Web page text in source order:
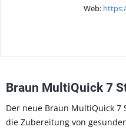
Web:
Braun MultiQuick 7
Der neue Braun MultiQuick 7
die Zubereitung von